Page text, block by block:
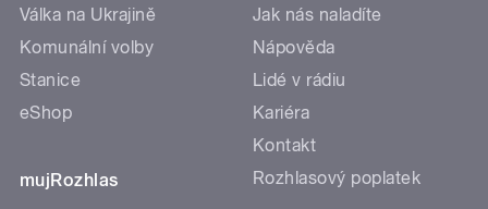
Válka na Ukrajině
Komunální volby
Stanice
eShop
mujRozhlas
Jak nás naladíte
Nápověda
Lidé v rádiu
Kariéra
Kontakt
Rozhlasový poplatek